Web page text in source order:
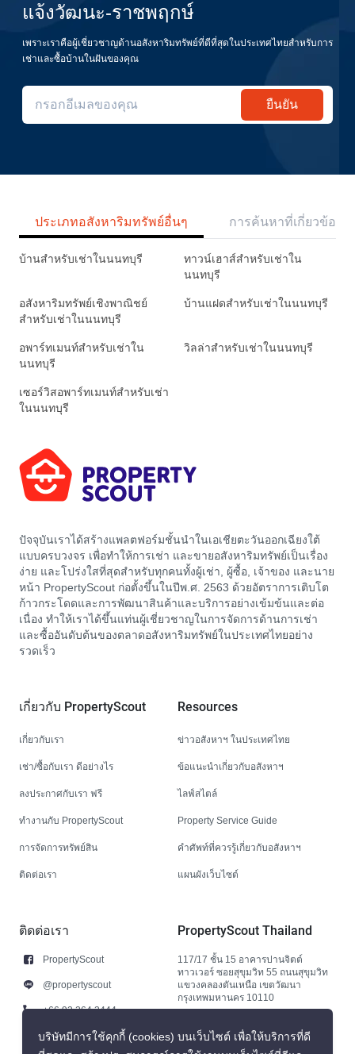
แจ้งวัฒนะ-ราชพฤกษ์
เพราะเราคือผู้เชี่ยวชาญด้านอสังหาริมทรัพย์ที่ดีที่สุดในประเทศไทยสำหรับการ
เช่าและซื้อบ้านในฝันของคุณ
ยืนยัน
ประเภทอสังหาริมทรัพย์อื่นๆ การค้นหาที่เกี่ยวข้อง
บ้านสำหรับเช่าในนนทบุรี
ทาวน์เฮาส์สำหรับเช่าใน
นนทบุรี
อสังหาริมทรัพย์เชิงพาณิชย์
สำหรับเช่าในนนทบุรี
บ้านแฝดสำหรับเช่าในนนทบุรี
อพาร์ทเมนท์สำหรับเช่าใน
นนทบุรี
วิลล่าสำหรับเช่าในนนทบุรี
เซอร์วิสอพาร์ทเมนท์สำหรับเช่า
ในนนทบุรี
ปัจจุบันเราได้สร้างแพลตฟอร์มชั้นนำในเอเชียตะวันออกเฉียงใต้
แบบครบวงจร เพื่อทำให้การเช่า และขายอสังหาริมทรัพย์เป็นเรื่อง
ง่าย และโปร่งใสที่สุดสำหรับทุกคนทั้งผู้เช่า, ผู้ซื้อ, เจ้าของ และนาย
หน้า PropertyScout ก่อตั้งขึ้นในปีพ.ศ. 2563 ด้วยอัตราการเติบโต
ก้าวกระโดดและการพัฒนาสินค้าและบริการอย่างเข้มข้นและต่อ
เนื่อง ทำให้เราได้ขึ้นแท่นผู้เชี่ยวชาญในการจัดการด้านการเช่า
และซื้ออันดับต้นของตลาดอสังหาริมทรัพย์ในประเทศไทยอย่าง
รวดเร็ว
เกี่ยวกับ PropertyScout
เกี่ยวกับเรา
เช่า/ซื้อกับเรา ดีอย่างไร
ลงประกาศกับเรา ฟรี
ทำงานกับ PropertyScout
การจัดการทรัพย์สิน
ติดต่อเรา
Resources
ข่าวอสังหาฯ ในประเทศไทย
ข้อแนะนำเกี่ยวกับอสังหาฯ
ไลฟ์สไตล์
Property Service Guide
คำศัพท์ที่ควรรู้เกี่ยวกับอสังหาฯ
แผนผังเว็บไซต์
ติดต่อเรา
PropertyScout
@propertyscout
+66 92 264 3444
+66 92 264 3444
PropertyScout Thailand
117/17 ชั้น 15 อาคารปานจิตต์
ทาวเวอร์ ซอยสุขุมวิท 55 ถนนสุขุมวิท
แขวงคลองตันเหนือ เขตวัฒนา
กรุงเทพมหานคร 10110
บริษัทมีการใช้คุกกี้ (cookies) บนเว็บไซต์ เพื่อให้บริการที่ดี